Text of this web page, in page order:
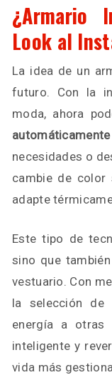
¿Armario
Look al
La idea de un
futuro. Con la
moda, ahora
necesidades o
cambie de color
adapte
Este tipo de
sino que
vestuario. Con
la selección de
energía a otras
inteligente y
vida más